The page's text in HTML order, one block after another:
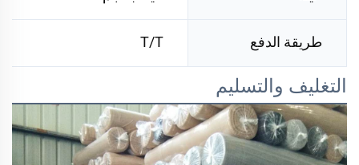
طريقة الدفع T/T
التغليف والتسليم